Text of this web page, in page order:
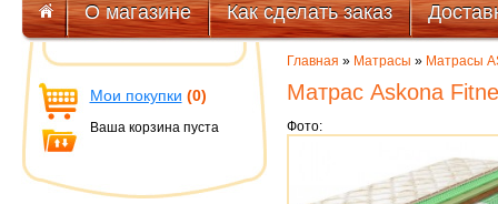
О магазине Как сделать заказ
Мои покупки (0)
Ваша корзина пуста
Главная » Матрасы » Матрасы
Матрас Askona
Фото: